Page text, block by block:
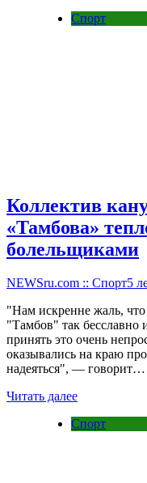
Спорт
Коллектив
«Тамбова»
болельщиками
NEWSru.com :: Спорт5
"Нам искренне жаль,
"Тамбов" так бесславно
принять это очень
оказывались на краю
надеяться", — говорит…
Читать далее
Спорт